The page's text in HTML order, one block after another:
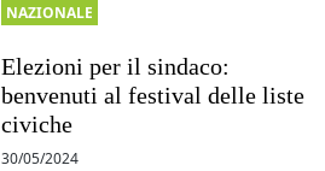
NAZIONALE
Elezioni per il sindaco:
benvenuti al festival delle liste
civiche
30/05/2024